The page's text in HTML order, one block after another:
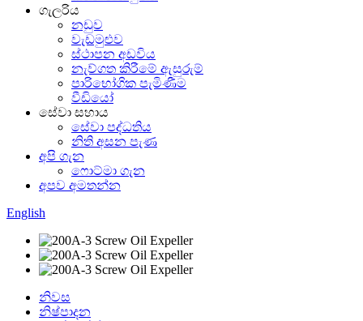
ගැලරිය
නඩුව
වැඩමුළුව
ස්ථාපන අඩවිය
නැව්ගත කිරීමේ ඇසුරුම්
පාරිභෝගික පැමිණීම
වීඩියෝ
සේවා සහාය
සේවා පද්ධතිය
නිති අසන පැණ
අපි ගැන
ෆොට්මා ගැන
අපව අමතන්න
English
නිවස
නිෂ්පාදන